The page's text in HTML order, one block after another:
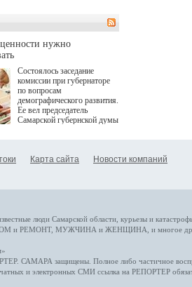
определенными барьерами.
К ним можно отнести
возникающие при работе с
данными пациентов. Для
более динамичного роста
проникновения инноваций в
сегмент необходимо кросс-
отраслевое взаимодействие
рассказала Ольга Сорокина,
ходе сессии "Развитие
качества жизни" в рамках
ПМЭФ 2025. В дискуссии
РФ Михаил Мурашко,
представители
Государственной Думы,
нужно
Состоялось заседание
комиссии при губернаторе
по вопросам
демографического развития.
Ее вел председатель
Самарской губернской думы
Карта сайта Новости компаний
люди Самарской области, курьезы и
и РЕМОНТ, МУЖЧИНА и ЖЕНЩИНА , и многое
. САМАРА защищены. Полное либо частичное
и электронных СМИ ссылка на РЕПОРТЕР